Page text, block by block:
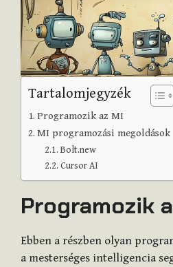
Tartalomjegyzék
Programozik az MI
MI programozási megoldások
Bolt.new
Cursor AI
Programozik
Ebben a részben olyan
a mesterséges intelligencia